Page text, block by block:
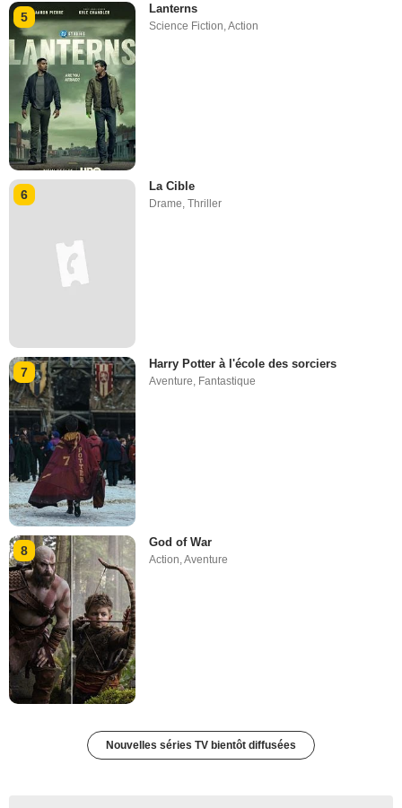
5
Lanterns
Science Fiction ,Action
6
La Cible
Drame,Thriller
7
Harry Potter à l'école des sorciers
Aventure, Fantastique
8
God of War
Action ,Aventure
Nouvelles séries TV bientôt diffusées